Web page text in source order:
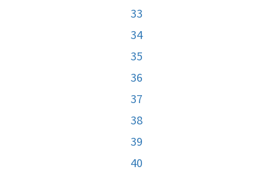
33
34
35
36
37
38
39
40